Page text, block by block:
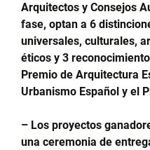
Arquitectos y Consejos
fase, optan a 6
universales, culturales,
éticos y 3
Premio de Arquitectura
Urbanismo Español y el
– Los proyectos
una ceremonia de